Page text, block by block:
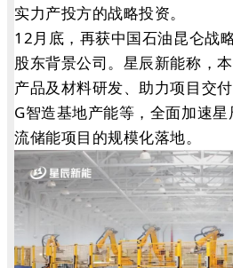
实力产投方的战略投资。
12月底，再获中国石油昆仑战
股东背景公司。星辰新能称，
产品及材料研发、助力项目交
G智造基地产能等，全面加速
流储能项目的规模化落地。